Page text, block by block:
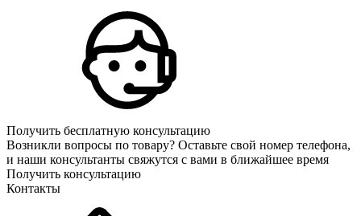
Получить бесплатную консультацию
Возникли вопросы по товару? Оставьте свой номер телефона,
и наши консультанты свяжутся с вами в ближайшее время
Получить консультацию
Контакты